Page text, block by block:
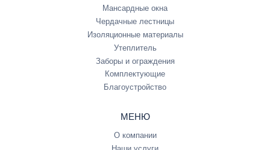
Мансардные окна
Чердачные лестницы
Изоляционные материалы
Утеплитель
Заборы и ограждения
Комплектующие
Благоустройство
МЕНЮ
О компании